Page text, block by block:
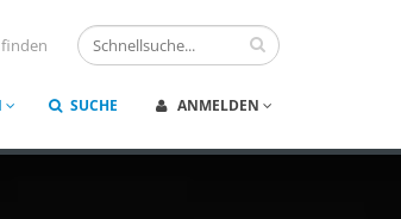
SUCHE ANMELDEN